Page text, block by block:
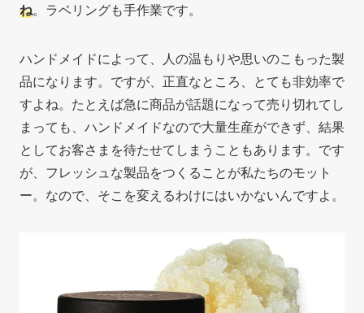
ね。ラベリングも手作業です。
ハンドメイドによって、人の温もりや思いのこもった製
品になります。ですが、正直なところ、とても非効率で
すよね。たとえば急に商品が話題になって売り切れてし
まっても、ハンドメイドなので大量生産ができず、結果
としてお客さまを待たせてしまうこともあります。です
が、フレッシュな製品をつくることが私たちのモット
ー。なので、そこを変えるわけにはいかないんですよ。